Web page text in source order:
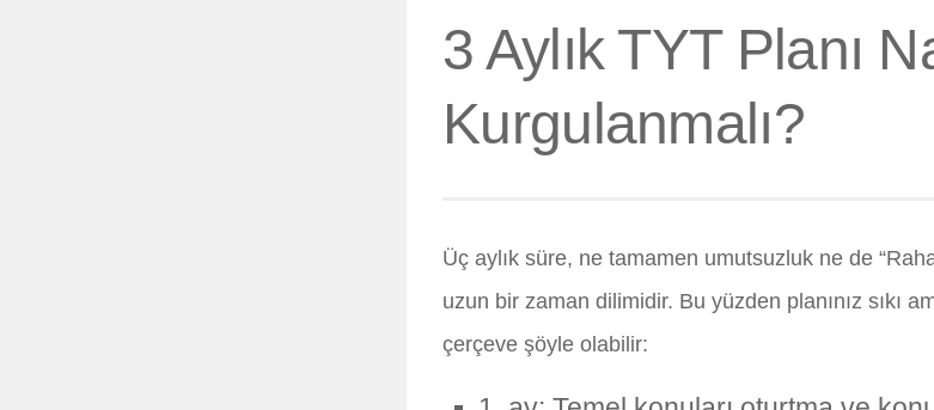
3 Aylık TYT Planı
Kurgulanmalı?
Üç aylık süre, ne tamamen umutsuzluk ne de
uzun bir zaman dilimidir. Bu yüzden planınız sıkı
çerçeve şöyle olabilir: